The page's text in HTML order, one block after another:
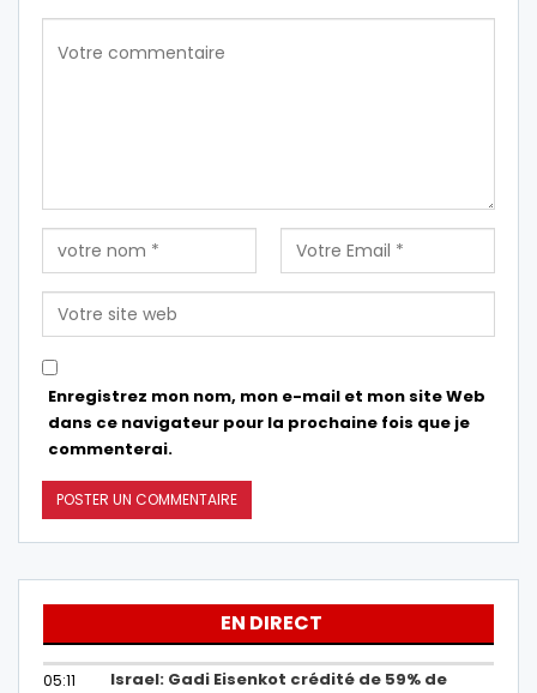
Enregistrez mon nom, mon e-mail et mon site Web
dans ce navigateur pour la prochaine fois que je
commenterai.
EN DIRECT
05:11
Israel: Gadi Eisenkot crédité de 59% de